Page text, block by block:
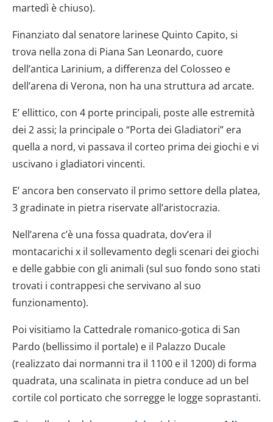
martedì è chiuso).
Finanziato dal senatore larinese Quinto Capito, si
trova nella zona di Piana San Leonardo, cuore
dell’antica Larinium, a differenza del Colosseo e
dell’arena di Verona, non ha una struttura ad arcate.
E’ ellittico, con 4 porte principali, poste alle estremità
dei 2 assi; la principale o “Porta dei Gladiatori” era
quella a nord, vi passava il corteo prima dei giochi e vi
uscivano i gladiatori vincenti.
E’ ancora ben conservato il primo settore della platea,
3 gradinate in pietra riservate all’aristocrazia.
Nell’arena c’è una fossa quadrata, dov’era il
montacarichi x il sollevamento degli scenari dei giochi
e delle gabbie con gli animali (sul suo fondo sono stati
trovati i contrappesi che servivano al suo
funzionamento).
Poi visitiamo la Cattedrale romanico-gotica di San
Pardo (bellissimo il portale) e il Palazzo Ducale
(realizzato dai normanni tra il 1100 e il 1200) di forma
quadrata, una scalinata in pietra conduce ad un bel
cortile col porticato che sorregge le logge soprastanti.